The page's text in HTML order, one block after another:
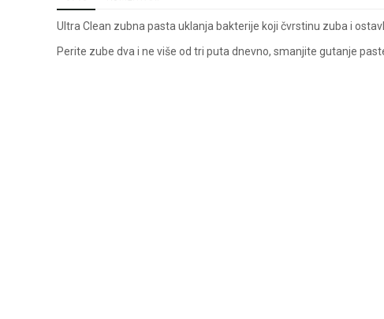
Ultra Clean zubna pasta uklanja bakterije koji čvrstinu zuba i
Perite zube dva i ne više od tri puta dnevno, smanjite gutanje